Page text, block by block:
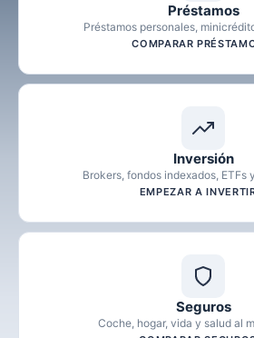
Préstamos
Préstamos personales,
COMPARAR
Inversión
Brokers, fondos indexados, ETFs
EMPEZAR A
Seguros
Coche, hogar, vida y salud al